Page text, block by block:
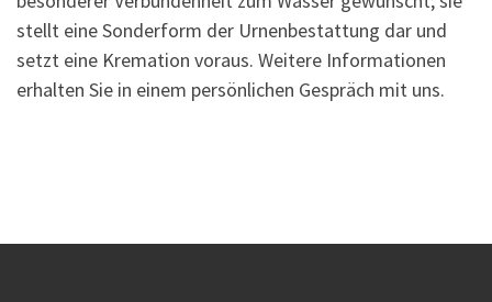
stellt eine Sonderform der Urnenbestattung dar und
setzt eine Kremation voraus. Weitere Informationen
erhalten Sie in einem persönlichen Gespräch mit uns.